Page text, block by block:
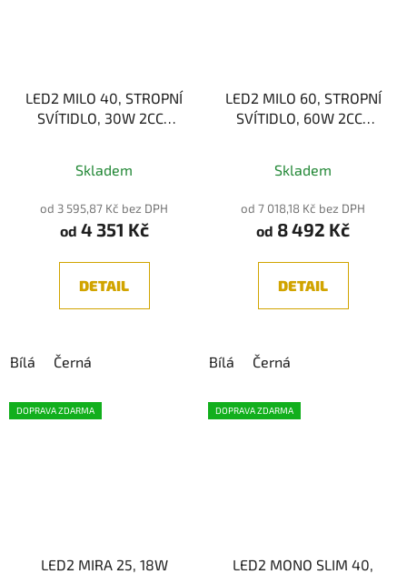
LED2 MILO 40, STROPNÍ
SVÍTIDLO, 30W 2CCT
hodnocení
produktu
je
z
Skladem
od 3 595,87 Kč bez DPH
od 4 351 Kč
DETAIL
Bílá Černá
LED2 MILO 60, STROPNÍ
SVÍTIDLO, 60W 2CCT
Skladem
od 7 018,18 Kč bez DPH
od 8 492 Kč
DETAIL
Bílá Černá
DOPRAVA ZDARMA
LED2 MIRA 25, 18W
DOPRAVA ZDARMA
LED2 MONO SLIM 40,